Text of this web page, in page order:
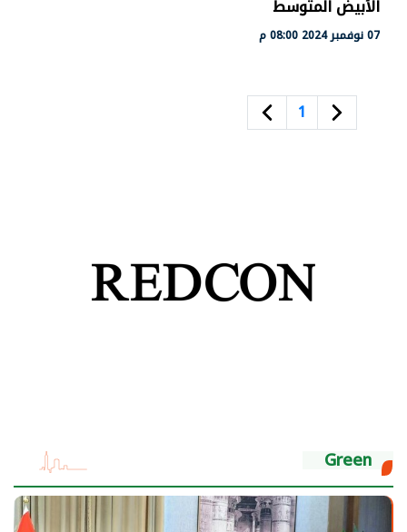
الأبيض المتوسط
07 نوفمبر 2024 08:00 م
1
Green